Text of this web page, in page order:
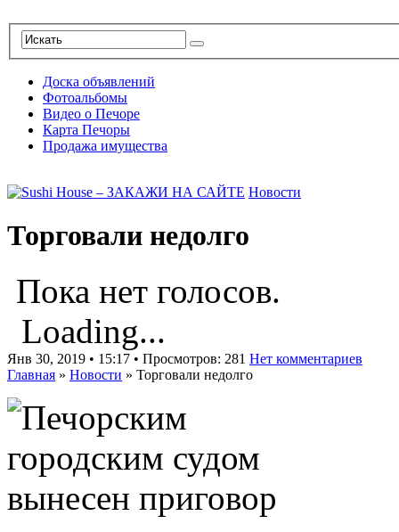
Доска объявлений
Фотоальбомы
Видео о Печоре
Карта Печоры
Продажа имущества
Новости
Торговали недолго
Пока нет голосов.
Loading...
Янв 30, 2019 • 15:17 • Просмотров: 281 Нет комментариев
Главная » Новости » Торговали недолго